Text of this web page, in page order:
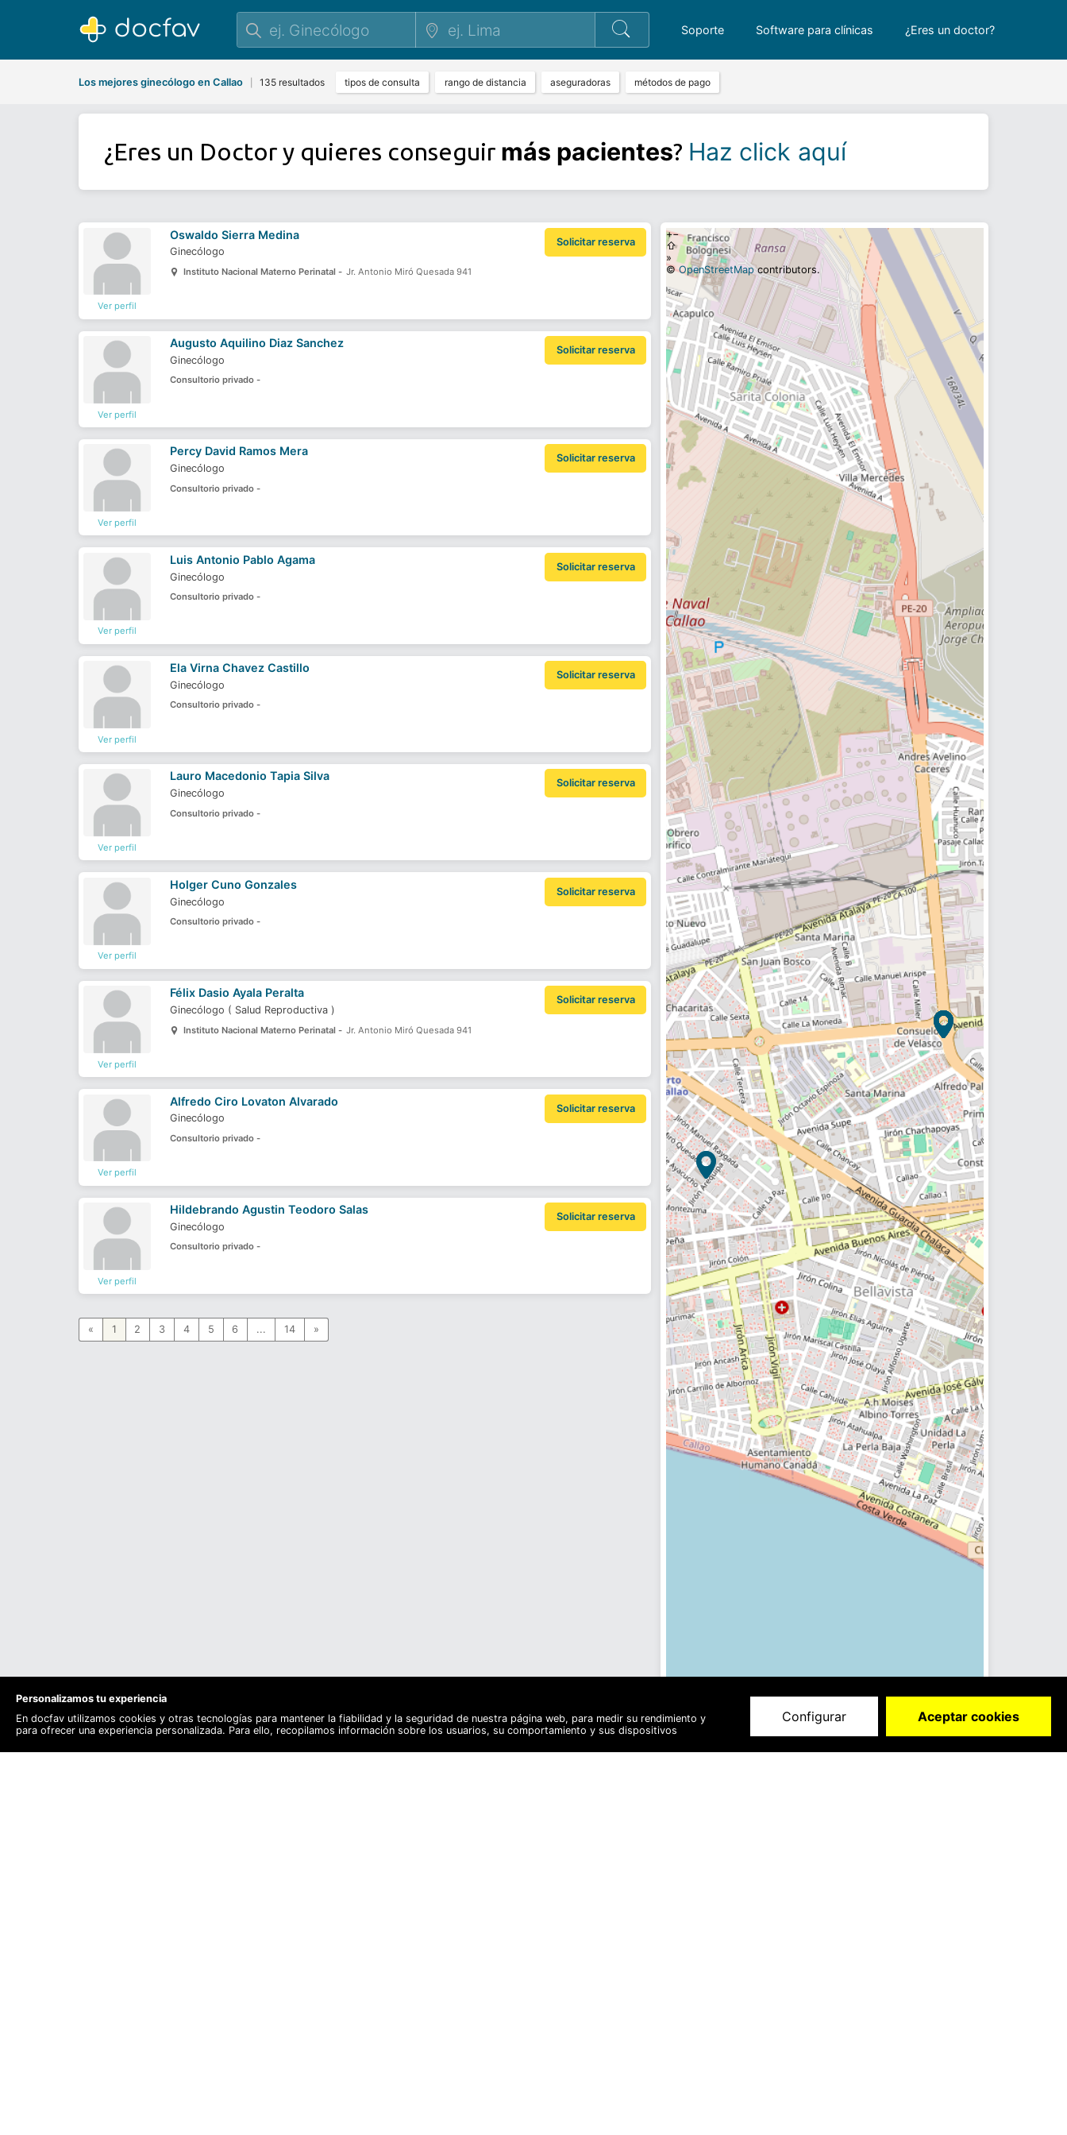
Soporte Software para clínicas ¿Eres un doctor?
Los mejores ginecólogo en Callao 135 resultados tipos de consulta rango de distancia aseguradoras métodos de pago
¿Eres un Doctor y quieres conseguir más pacientes? Haz click aquí
Ver perfil
Oswaldo Sierra Medina
Solicitar reserva
Ginecólogo
Instituto Nacional Materno Perinatal - Jr. Antonio Miró Quesada 941
Ver perfil
Augusto Aquilino Diaz Sanchez
Solicitar reserva
Ginecólogo
Consultorio privado -
Ver perfil
Percy David Ramos Mera
Solicitar reserva
Ginecólogo
Consultorio privado -
Ver perfil
Luis Antonio Pablo Agama
Solicitar reserva
Ginecólogo
Consultorio privado -
Ver perfil
Ela Virna Chavez Castillo
Solicitar reserva
Ginecólogo
Consultorio privado -
Ver perfil
Lauro Macedonio Tapia Silva
Solicitar reserva
Ginecólogo
Consultorio privado -
Ver perfil
Holger Cuno Gonzales
Solicitar reserva
Ginecólogo
Consultorio privado -
Ver perfil
Félix Dasio Ayala Peralta
Solicitar reserva
Ginecólogo ( Salud Reproductiva)
Instituto Nacional Materno Perinatal - Jr. Antonio Miró Quesada 941
Ver perfil
Alfredo Ciro Lovaton Alvarado
Solicitar reserva
Ginecólogo
Consultorio privado -
Ver perfil
Hildebrando Agustin Teodoro Salas
Solicitar reserva
Ginecólogo
Consultorio privado -
« 1 2 3 4 5 6 ... 14 »
+−
⇧
»
©OpenStreetMapcontributors.
Personalizamos tu experiencia
En docfav utilizamos cookies y otras tecnologías para mantener la fiabilidad y la seguridad de nuestra página web, para medir su rendimiento y
para ofrecer una experiencia personalizada. Para ello, recopilamos información sobre los usuarios, su comportamiento y sus dispositivos
Configurar Aceptar cookies